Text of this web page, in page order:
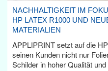
NACHHALTIGKEIT IM
HP LATEX R1000 UND
MATERIALIEN
APPLIPRINT setzt auf die
seinen Kunden nicht nur
Schilder in hoher Qualität